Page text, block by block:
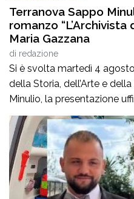
Terranova Sappo
romanzo
Maria Gazzana
di redazione
Si è svolta martedì 4
della Storia, dell’Arte e
Minulio, la presentazione
poesie”, secondo romanzo
Maria Gazzana.La serata
importante momento
territorio, offrendo al
più da […]